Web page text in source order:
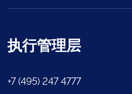
执行管理层
+7 (495) 247 4777